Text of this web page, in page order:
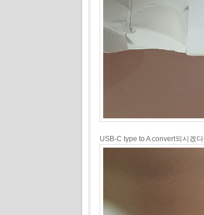
USB-C type to A convert되시겠다.